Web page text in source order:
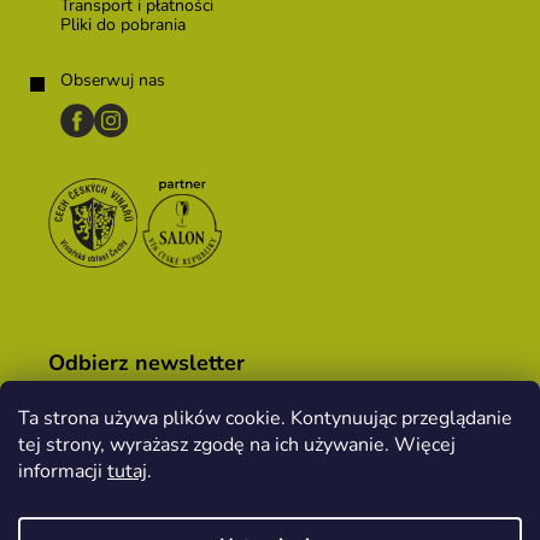
Ta strona używa plików cookie. Kontynuując przeglądanie
tej strony, wyrażasz zgodę na ich używanie. Więcej
informacji tutaj.
Transport i płatności
Pliki do pobrania
Obserwuj nas
Odbierz newsletter
Podając adres e-mail, zgadzasz się z warunkami
handlowymi
ZALOGUJ